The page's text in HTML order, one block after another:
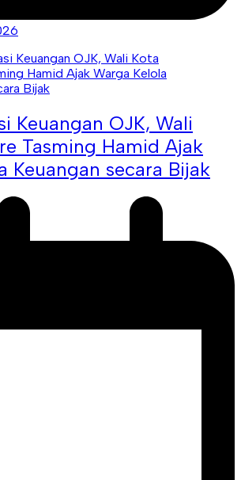
Keuangan OJK, Wali
Tasming Hamid Ajak
Keuangan secara Bijak